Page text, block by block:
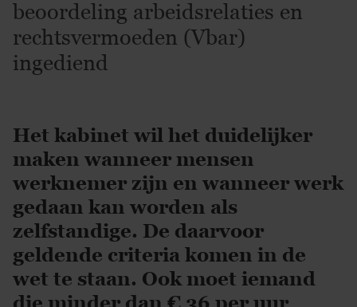
beoordeling arbeidsrelaties en
rechtsvermoeden (Vbar)
ingediend
Het kabinet wil het duidelijker
maken wanneer mensen
werknemer zijn en wanneer werk
gedaan kan worden als
zelfstandige. De daarvoor
geldende criteria komen in de
wet te staan. Ook moet iemand